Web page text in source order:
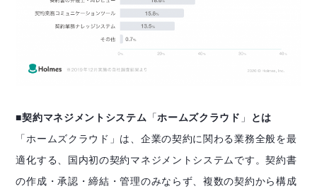
■契約マネジメントシステム 「ホームズクラウド 」
とは
「ホームズクラウド」は、企業の契約に関わる業務全般を最
適化する、国内初の契約マネジメントシステムです。契約書
の作成・承認・締結・管理のみならず、複数の契約から構成